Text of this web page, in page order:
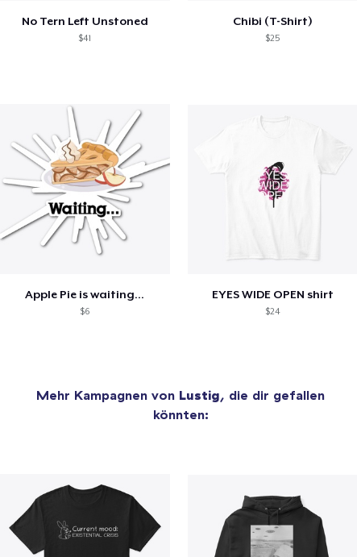
No Tern Left Unstoned
$41
Chibi (T-Shirt)
$25
Apple Pie is waiting...
$6
EYES WIDE OPEN shirt
$24
Mehr Kampagnen von Lustig, die dir gefallen
könnten: